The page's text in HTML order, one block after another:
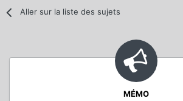
Aller sur la liste des sujets
MÉMO